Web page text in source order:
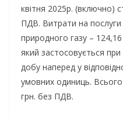
квітня 2025р. (включно)
ПДВ. Витрати на
природного газу –
який застосовується
добу наперед у
умовних одиниць.
грн. без ПДВ.